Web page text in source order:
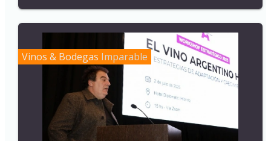
Vinos & Bodegas Imparable